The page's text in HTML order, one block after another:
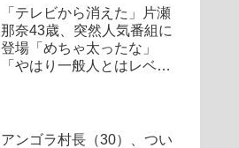
「テレビから消えた」片瀬
那奈43歳、突然人気番組に
登場「めちゃ太ったな」
「やはり一般人とはレベル
アンゴラ村長（30）、つい